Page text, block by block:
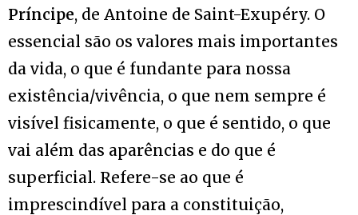
Príncipe, de Antoine de Saint-Exupéry. O
essencial são os valores mais importantes
da vida, o que é fundante para nossa
existência/vivência, o que nem sempre é
visível fisicamente, o que é sentido, o que
vai além das aparências e do que é
superficial. Refere-se ao que é
imprescindível para a constituição,